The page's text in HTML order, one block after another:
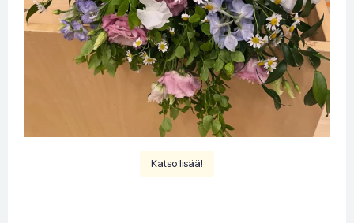
Katso lisää!